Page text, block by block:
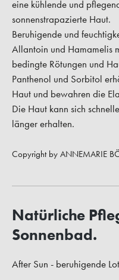
eine kühlende und
sonnenstrapazierte Haut.
Beruhigende und
Allantoin und Hamamelis
bedingte Rötungen und
Panthenol und Sorbitol
Haut und bewahren die
Die Haut kann sich
länger erhalten.
Copyright by ANNEMARIE
Natürliche
Sonnenbad.
After Sun - beruhigende